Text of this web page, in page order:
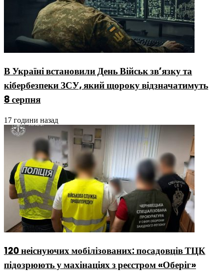
В Україні встановили День Військ зв’язку та
кібербезпеки ЗСУ, який щороку відзначатимуть
8 серпня
17 години назад
120 неіснуючих мобілізованих: посадовців ТЦК
підозрюють у махінаціях з реєстром «Оберіг»